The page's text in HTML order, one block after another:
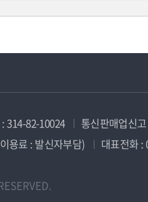
314-82-10024
통신판매업신
용료 : 발신자부담)
대표전화 :